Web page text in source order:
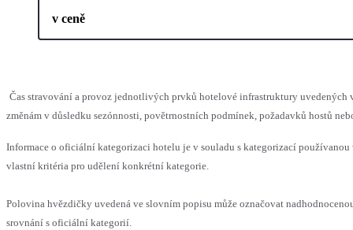
v ceně
Čas stravování a provoz jednotlivých prvků hotelové infrastruktury uvedených
změnám v důsledku sezónnosti, povětrnostních podmínek, požadavků hostů
Informace o oficiální kategorizaci hotelu je v souladu s kategorizací používanou
vlastní kritéria pro udělení konkrétní kategorie.
Polovina hvězdičky uvedená ve slovním popisu může označovat
srovnání s oficiální kategorií.